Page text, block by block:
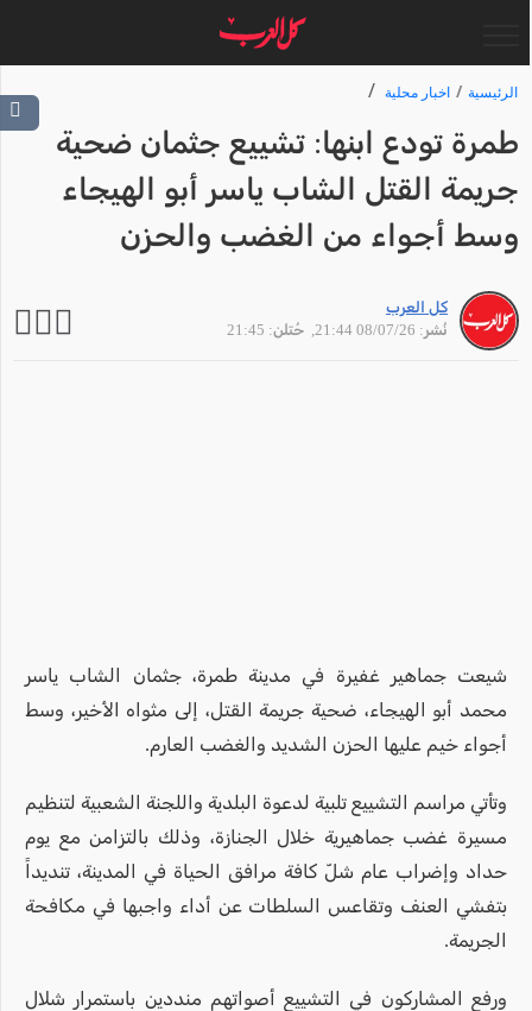
الرئيسية اخبار محلية
طمرة تودع ابنها: تشييع جثمان ضحية
جريمة القتل الشاب ياسر أبو الهيجاء
وسط أجواء من الغضب والحزن
كل العرب
نُشر: 08/07/26 21:44
, حُتلن: 21:45
شيعت جماهير غفيرة في مدينة طمرة، جثمان الشاب ياسر
محمد أبو الهيجاء، ضحية جريمة القتل، إلى مثواه الأخير، وسط
أجواء خيم عليها الحزن الشديد والغضب العارم.
وتأتي مراسم التشييع تلبية لدعوة البلدية واللجنة الشعبية لتنظيم
مسيرة غضب جماهيرية خلال الجنازة، وذلك بالتزامن مع يوم
حداد وإضراب عام شلّ كافة مرافق الحياة في المدينة، تنديداً
بتفشي العنف وتقاعس السلطات عن أداء واجبها في مكافحة
الجريمة.
ورفع المشاركون في التشييع أصواتهم منددين باستمرار شلال